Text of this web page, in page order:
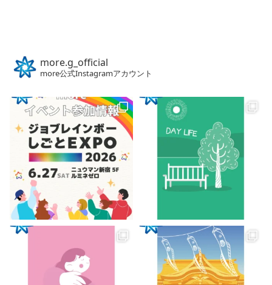
more.g_official
more公式Instagramアカウント